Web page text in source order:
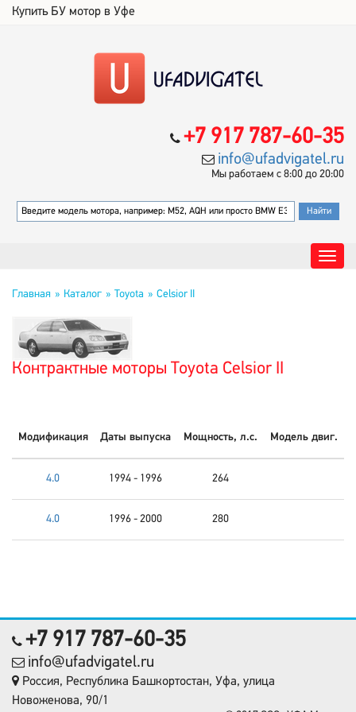
Купить БУ мотор в Уфе
+7 917 787-60-35
info@ufadvigatel.ru
Мы работаем с 8:00 до 20:00
Главная Каталог Toyota Celsior II
Контрактные моторы Toyota Celsior II
Модификация Даты выпуска Мощность, л.с. Модель двиг.
4.0 1994 - 1996 264
4.0 1996 - 2000 280
+7 917 787-60-35
info@ufadvigatel.ru
Россия, Республика Башкортостан, Уфа, улица
Новоженова, 90/1